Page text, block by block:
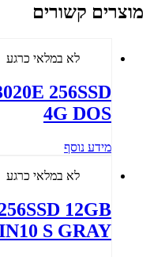
מוצרים קשורים
לא במלאי כרגע
256SSD
4G DOS
מידע נוסף
לא במלאי כרגע
12GB
S GRAY